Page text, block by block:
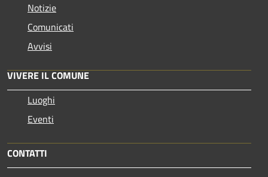
Notizie
Comunicati
Avvisi
VIVERE IL COMUNE
Luoghi
Eventi
CONTATTI